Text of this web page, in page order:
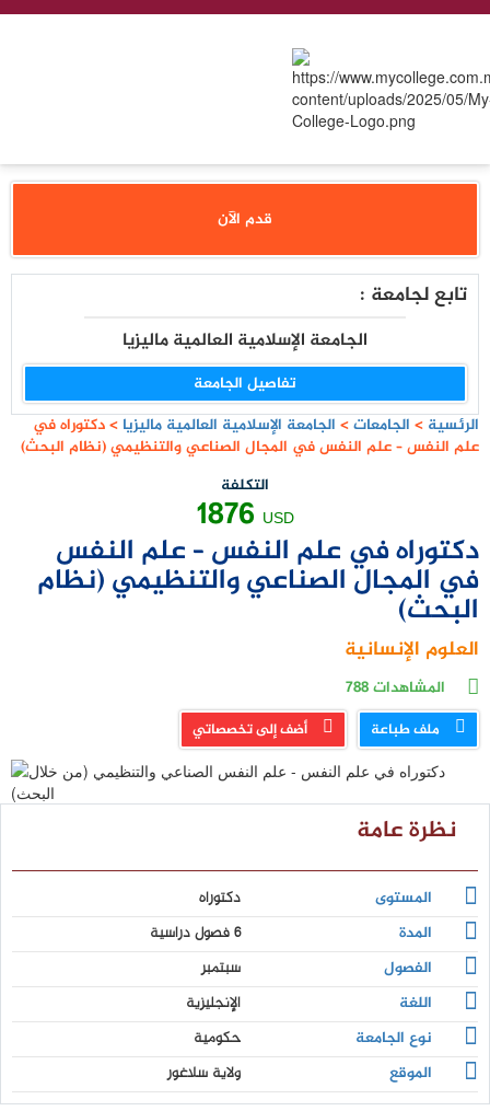
قدم الآن
تابع لجامعة :
الجامعة الإسلامية العالمية ماليزيا
تفاصيل الجامعة
الرئسية > الجامعات> الجامعة الإسلامية العالمية ماليزيا >دكتوراه في
علم النفس – علم النفس في المجال الصناعي والتنظيمي (نظام البحث)
التكلفة
1876 USD
دكتوراه في علم النفس – علم النفس
في المجال الصناعي والتنظيمي (نظام
البحث)
العلوم الإنسانية
المشاهدات788
ملف طباعة أضف إلى تخصصاتي
نظرة عامة
المستوى
دكتوراه
المدة
6 فصول دراسية
الفصول
سبتمبر
اللغة
الإنجليزية
نوع الجامعة
حكومية
الموقع
ولاية سلاغور